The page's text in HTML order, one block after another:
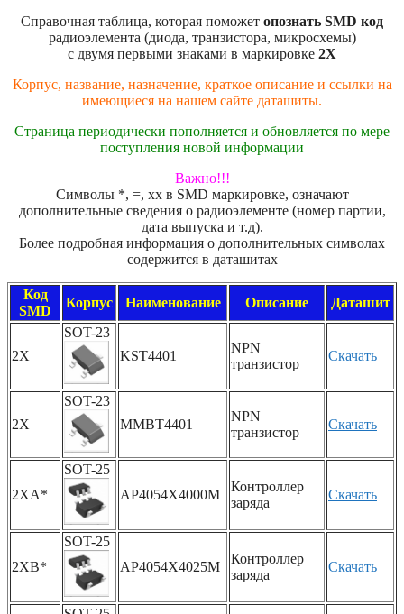
Справочная таблица, которая поможет опознать SMD код
радиоэлемента (диода, транзистора, микросхемы)
с двумя первыми знаками в маркировке 2X
Корпус, название, назначение, краткое описание и ссылки на
имеющиеся на нашем сайте даташиты.
Страница периодически пополняется и обновляется по мере
поступления новой информации
Важно!!!
Символы *, =, xx в SMD маркировке, означают
дополнительные сведения о радиоэлементе (номер партии,
дата выпуска и т.д).
Более подробная информация о дополнительных символах
содержится в даташитах
Код
SMD
Корпус Наименование Описание Даташит
2X
SOT-23
KST4401
NPN
транзистор
Скачать
2X
SOT-23
MMBT4401
NPN
транзистор
Скачать
2XA*
SOT-25
AP4054X4000M
Контроллер
заряда
Скачать
2XB*
SOT-25
AP4054X4025M
Контроллер
заряда
Скачать